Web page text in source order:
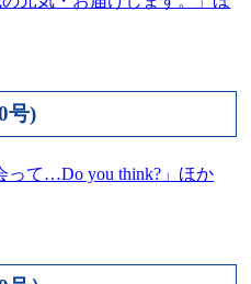
号)
って…Do you think?」ほか